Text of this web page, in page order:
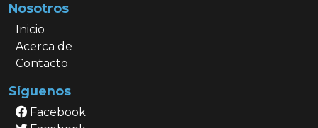
Nosotros
Inicio
Acerca de
Contacto
Síguenos
Facebook